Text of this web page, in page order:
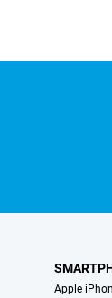
Apple